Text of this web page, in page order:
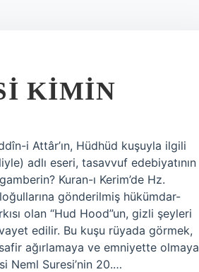
KIMIN
i Attâr’ın, Hüdhüd kuşuyla ilgili
adlı eseri, tasavvuf edebiyatının
Kuran-ı Kerim’de Hz.
gönderilmiş hükümdar-
olan “Hud Hood”un, gizli şeyleri
edilir. Bu kuşu rüyada görmek,
ağırlamaya ve emniyette olmaya
Neml Suresi’nin 20.…